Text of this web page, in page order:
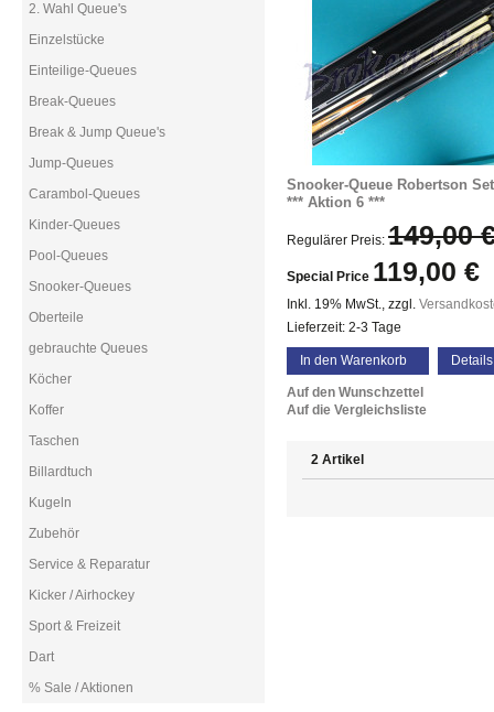
Snooker-Queue Robertson
*** Aktion 6 ***
Regulärer Preis: 149,00
Special Price 119,00 €
Inkl. 19% MwSt., zzgl.
Lieferzeit: 2-3 Tage
In den Warenkorb Details
Auf den Wunschzettel
Auf die Vergleichsliste
2 Artikel
2. Wahl Queue's
Einzelstücke
Einteilige-Queues
Break-Queues
Break & Jump Queue's
Jump-Queues
Carambol-Queues
Kinder-Queues
Pool-Queues
Snooker-Queues
Oberteile
gebrauchte Queues
Köcher
Koffer
Taschen
Billardtuch
Kugeln
Zubehör
Service & Reparatur
Kicker / Airhockey
Sport & Freizeit
Dart
% Sale / Aktionen